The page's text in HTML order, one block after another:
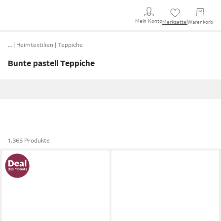
Mein KontoMerkzettel Warenkorb
… Heimtextilien Teppiche
Bunte pastell Teppiche
1.365 Produkte